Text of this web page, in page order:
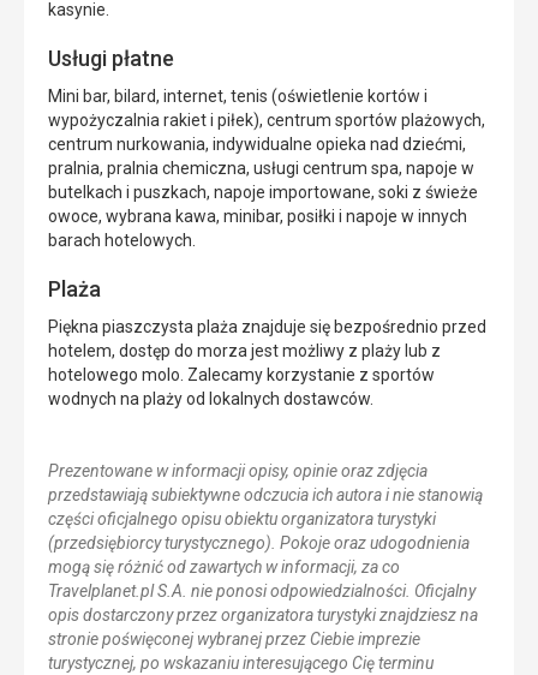
kasynie.
Usługi płatne
Mini bar, bilard, internet, tenis (oświetlenie kortów i
wypożyczalnia rakiet i piłek), centrum sportów plażowych,
centrum nurkowania, indywidualne opieka nad dziećmi,
pralnia, pralnia chemiczna, usługi centrum spa, napoje w
butelkach i puszkach, napoje importowane, soki z świeże
owoce, wybrana kawa, minibar, posiłki i napoje w innych
barach hotelowych.
Plaża
Piękna piaszczysta plaża znajduje się bezpośrednio przed
hotelem, dostęp do morza jest możliwy z plaży lub z
hotelowego molo. Zalecamy korzystanie z sportów
wodnych na plaży od lokalnych dostawców.
Prezentowane w informacji opisy, opinie oraz zdjęcia
przedstawiają subiektywne odczucia ich autora i nie stanowią
części oficjalnego opisu obiektu organizatora turystyki
(przedsiębiorcy turystycznego). Pokoje oraz udogodnienia
mogą się różnić od zawartych w informacji, za co
Travelplanet.pl S.A. nie ponosi odpowiedzialności. Oficjalny
opis dostarczony przez organizatora turystyki znajdziesz na
stronie poświęconej wybranej przez Ciebie imprezie
turystycznej, po wskazaniu interesującego Cię terminu